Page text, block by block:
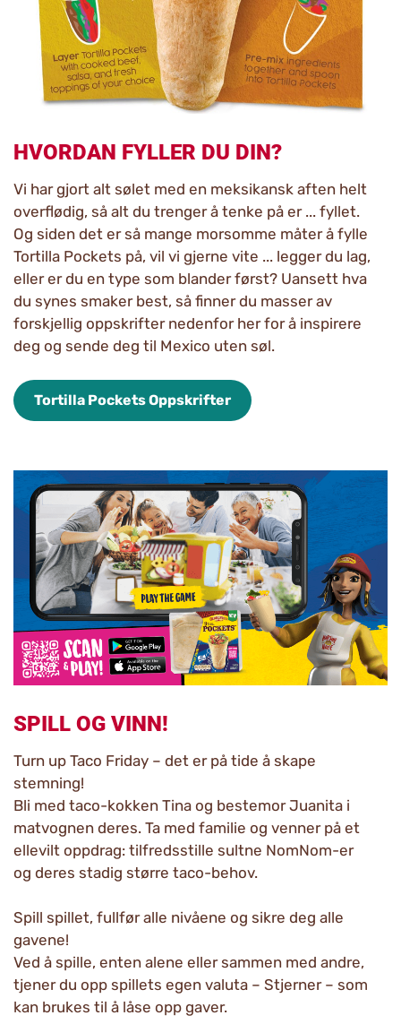
HVORDAN FYLLER DU DIN?
Vi har gjort alt sølet med en meksikansk aften helt
overflødig, så alt du trenger å tenke på er ... fyllet.
Og siden det er så mange morsomme måter å fylle
Tortilla Pockets på, vil vi gjerne vite ... legger du lag,
eller er du en type som blander først? Uansett hva
du synes smaker best, så finner du masser av
forskjellig oppskrifter nedenfor her for å inspirere
deg og sende deg til Mexico uten søl.
Tortilla Pockets Oppskrifter
SPILL OG VINN!
Turn up Taco Friday – det er på tide å skape
stemning!
Bli med taco-kokken Tina og bestemor Juanita i
matvognen deres. Ta med familie og venner på et
ellevilt oppdrag: tilfredsstille sultne NomNom-er
og deres stadig større taco-behov.
Spill spillet, fullfør alle nivåene og sikre deg alle
gavene!
Ved å spille, enten alene eller sammen med andre,
tjener du opp spillets egen valuta – Stjerner – som
kan brukes til å låse opp gaver.